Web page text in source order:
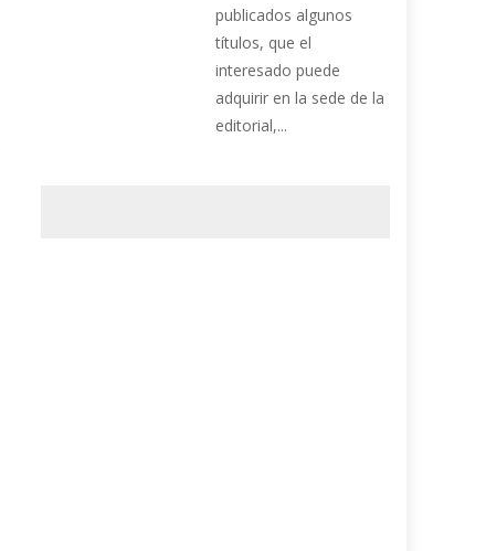
publicados algunos
títulos, que el
interesado puede
adquirir en la sede de la
editorial,...